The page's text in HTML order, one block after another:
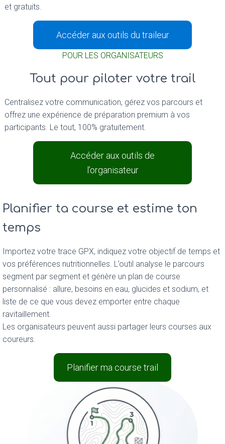
et gratuits.
Accéder aux outils du traileur
POUR LES ORGANISATEURS
Tout pour piloter votre trail
Centralisez votre communication, gérez vos parcours et
offrez une expérience de préparation premium à vos
participants. Le tout, 100% gratuitement.
Accéder aux outils de
l’organisateur
Planifier ta course et estime ton
temps
Importez votre trace GPX, indiquez votre objectif de temps et
vos préférences nutritionnelles. L’outil analyse le parcours
segment par segment et génère un plan de course
personnalisé : allure, besoins en eau, glucides et sodium, et
liste de ce que vous devez emporter entre chaque
ravitaillement.
Les organisateurs peuvent aussi partager leurs courses aux
coureurs.
Planifier ma course trail